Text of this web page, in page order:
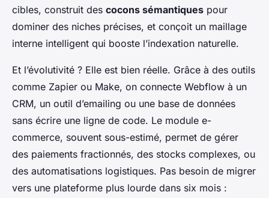
cibles, construit des cocons sémantiques pour
dominer des niches précises, et conçoit un maillage
interne intelligent qui booste l’indexation naturelle.
Et l’évolutivité ? Elle est bien réelle. Grâce à des outils
comme Zapier ou Make, on connecte Webflow à un
CRM, un outil d’emailing ou une base de données
sans écrire une ligne de code. Le module e-
commerce, souvent sous-estimé, permet de gérer
des paiements fractionnés, des stocks complexes, ou
des automatisations logistiques. Pas besoin de migrer
vers une plateforme plus lourde dans six mois :